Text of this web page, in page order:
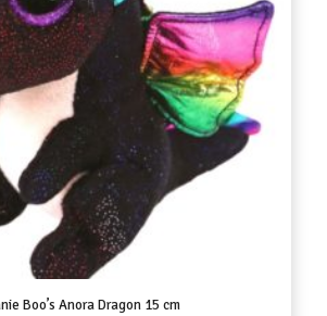
Boo’s Anora Dragon 15 cm